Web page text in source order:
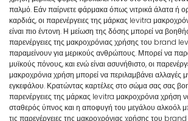
παλμό. Εάν παίρνετε φάρμακα όπως νιτρικά άλατα ή
καρδιάς, οι παρενέργειες της μάρκας levitra
είναι πιο έντονη. Η μείωση της δόσης μπορεί να
παρενέργειες της μακροχρόνιας χρήσης του brand
παραμείνουν για μερικούς ανθρώπους. Μπορεί να
μυϊκούς πόνους, και ενώ είναι ασυνήθιστο, οι
μακροχρόνια χρήση μπορεί να περιλαμβάνει αλλαγές
εγκεφάλου. Κρατώντας καρτέλες στο σώμα σας σας
παρενέργειες της μάρκας levitra μακροχρόνια χρήση
σταθερός ύπνος και η αποφυγή του μεγάλου αλκοόλ
τις παρενέργειες της μακροχρόνιας χρήσης του